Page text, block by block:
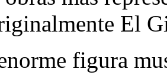
El
figura